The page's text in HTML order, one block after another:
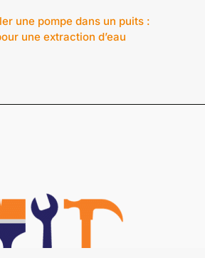
une pompe dans un puits :
une extraction d’eau